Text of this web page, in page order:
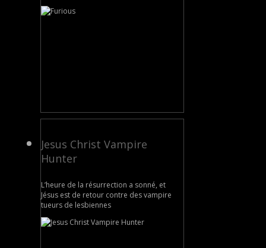
Jesus Christ Vampire
Hunter
L’heure de la résurrection a sonné, et
Jésus est de retour contre des vampire
tueurs de lesbiennes